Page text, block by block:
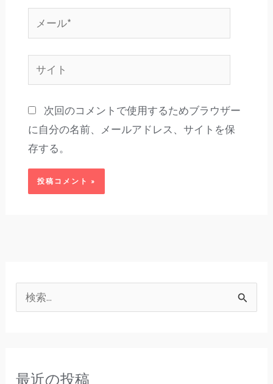
*
ー
ル
イ
次回のコメントで使用するためブラウザー
に自分の名前、メールアドレス、サイトを保
存する。
検
最近の投稿